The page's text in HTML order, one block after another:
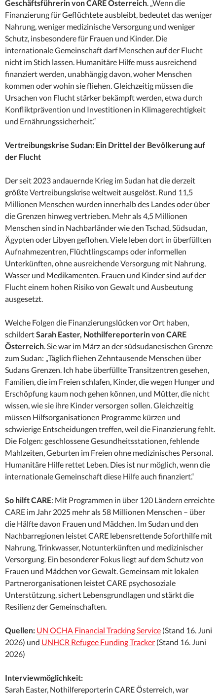
Geschäftsführerin von CARE Österreich. „Wenn die
Finanzierung für Geflüchtete ausbleibt, bedeutet das weniger
Nahrung, weniger medizinische Versorgung und weniger
Schutz, insbesondere für Frauen und Kinder. Die
internationale Gemeinschaft darf Menschen auf der Flucht
nicht im Stich lassen. Humanitäre Hilfe muss ausreichend
finanziert werden, unabhängig davon, woher Menschen
kommen oder wohin sie fliehen. Gleichzeitig müssen die
Ursachen von Flucht stärker bekämpft werden, etwa durch
Konfliktprävention und Investitionen in Klimagerechtigkeit
und Ernährungssicherheit.“
Vertreibungskrise Sudan: Ein Drittel der Bevölkerung auf
der Flucht
Der seit 2023 andauernde Krieg im Sudan hat die derzeit
größte Vertreibungskrise weltweit ausgelöst. Rund 11,5
Millionen Menschen wurden innerhalb des Landes oder über
die Grenzen hinweg vertrieben. Mehr als 4,5 Millionen
Menschen sind in Nachbarländer wie den Tschad, Südsudan,
Ägypten oder Libyen geflohen. Viele leben dort in überfüllten
Aufnahmezentren, Flüchtlingscamps oder informellen
Unterkünften, ohne ausreichende Versorgung mit Nahrung,
Wasser und Medikamenten. Frauen und Kinder sind auf der
Flucht einem hohen Risiko von Gewalt und Ausbeutung
ausgesetzt.
Welche Folgen die Finanzierungslücken vor Ort haben,
schildertSarah Easter, Nothilfereporterin von CARE
Österreich. Sie war im März an der südsudanesischen Grenze
zum Sudan: „Täglich fliehen Zehntausende Menschen über
Sudans Grenzen. Ich habe überfüllte Transitzentren gesehen,
Familien, die im Freien schlafen, Kinder, die wegen Hunger und
Erschöpfung kaum noch gehen können, und Mütter, die nicht
wissen, wie sie ihre Kinder versorgen sollen. Gleichzeitig
müssen Hilfsorganisationen Programme kürzen und
schwierige Entscheidungen treffen, weil die Finanzierung fehlt.
Die Folgen: geschlossene Gesundheitsstationen, fehlende
Mahlzeiten, Geburten im Freien ohne medizinisches Personal.
Humanitäre Hilfe rettet Leben. Dies ist nur möglich, wenn die
internationale Gemeinschaft diese Hilfe auch finanziert.“
So hilft CARE: Mit Programmen in über 120 Ländern erreichte
CARE im Jahr 2025 mehr als 58 Millionen Menschen – über
die Hälfte davon Frauen und Mädchen. Im Sudan und den
Nachbarregionen leistet CARE lebensrettende Soforthilfe mit
Nahrung, Trinkwasser, Notunterkünften und medizinischer
Versorgung. Ein besonderer Fokus liegt auf dem Schutz von
Frauen und Mädchen vor Gewalt. Gemeinsam mit lokalen
Partnerorganisationen leistet CARE psychosoziale
Unterstützung, sichert Lebensgrundlagen und stärkt die
Resilienz der Gemeinschaften.
Quellen: UN OCHA Financial Tracking Service (Stand 16. Juni
2026) und UNHCR Refugee Funding Tracker (Stand 16. Juni
2026)
Interviewmöglichkeit:
Sarah Easter, Nothilfereporterin CARE Österreich, war